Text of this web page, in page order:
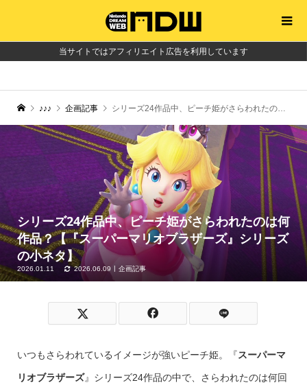
当サイトではアフィリエイト広告を利用しています
♪♪♪ 企画記事 シリーズ24作品中、ピーチ姫がさらわれたのは何作品？【『スーパーマリオブラザーズ』シリーズの小ネタ】
シリーズ24作品中、ピーチ姫がさらわれたのは何
作品？【『スーパーマリオブラザーズ』シリーズ
の小ネタ】
2026.01.11 2026.06.09 企画記事
いつもさらわれているイメージが強いピーチ姫。『スーパーマ
リオブラザーズ』シリーズ24作品の中で、さらわれたのは何回